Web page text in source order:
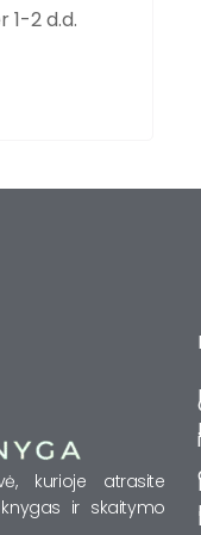
1-2 d.d.
kurioje atrasite
ir skaitymo